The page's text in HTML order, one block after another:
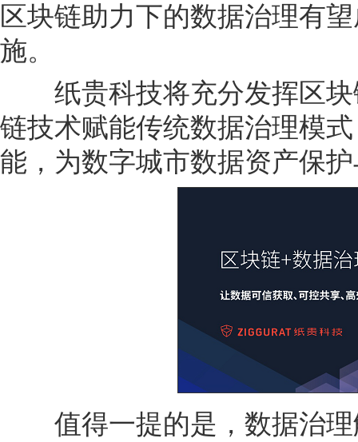
区块链助力下的数据治理有
施。
纸贵科技将充分发挥区块
链技术赋能传统数据治理模
能，为数字城市数据资产保
值得一提的是，数据治理